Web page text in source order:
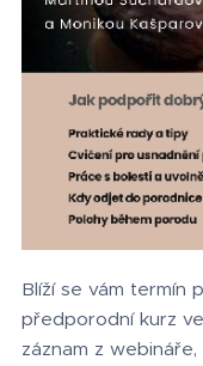
Blíží se vám termín
předporodní kurz
záznam z